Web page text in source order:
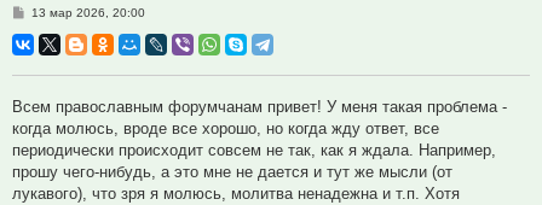
Сообщение
13 мар 2026, 20:00
Всем православным форумчанам привет! У меня такая проблема -
когда молюсь, вроде все хорошо, но когда жду ответ, все
периодически происходит совсем не так, как я ждала. Например,
прошу чего-нибудь, а это мне не дается и тут же мысли (от
лукавого), что зря я молюсь, молитва ненадежна и т.п. Хотя